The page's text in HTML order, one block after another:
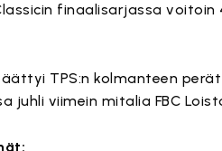
finaalisarjassa voitoin
TPS:n kolmanteen
juhli viimein mitalia FBC